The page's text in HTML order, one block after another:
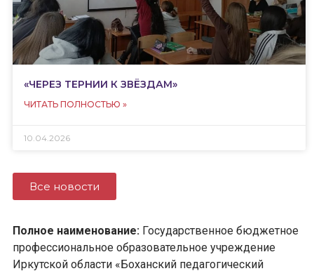
«ЧЕРЕЗ ТЕРНИИ К ЗВЁЗДАМ»
ЧИТАТЬ ПОЛНОСТЬЮ »
10.04.2026
Все новости
Полное наименование: Государственное бюджетное
профессиональное образовательное учреждение
Иркутской области «Боханский педагогический